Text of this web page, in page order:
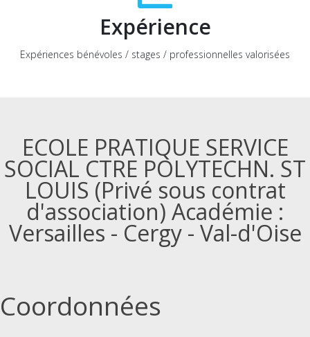
Expérience
Expériences bénévoles / stages / professionnelles valorisées
ECOLE PRATIQUE SERVICE
SOCIAL CTRE POLYTECHN. ST
LOUIS (Privé sous contrat
d'association) Académie :
Versailles - Cergy - Val-d'Oise
Coordonnées